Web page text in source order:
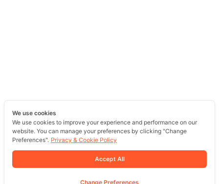
We use cookies
We use cookies to improve your experience and performance on our
website. You can manage your preferences by clicking "Change
Preferences". Privacy & Cookie Policy
Accept All
Change Preferences